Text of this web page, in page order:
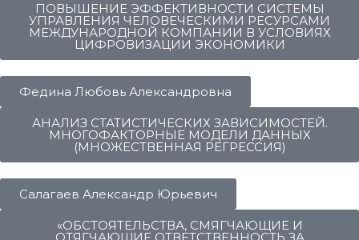
ПОВЫШЕНИЕ ЭФФЕКТИВНОСТИ СИСТЕМЫ
УПРАВЛЕНИЯ ЧЕЛОВЕЧЕСКИМИ РЕСУРСАМИ
МЕЖДУНАРОДНОЙ КОМПАНИИ В УСЛОВИЯХ
ЦИФРОВИЗАЦИИ ЭКОНОМИКИ
Федина Любовь Александровна
АНАЛИЗ СТАТИСТИЧЕСКИХ ЗАВИСИМОСТЕЙ.
МНОГОФАКТОРНЫЕ МОДЕЛИ ДАННЫХ
(МНОЖЕСТВЕННАЯ РЕГРЕССИЯ)
Салагаев Александр Юрьевич
«ОБСТОЯТЕЛЬСТВА, СМЯГЧАЮЩИЕ И